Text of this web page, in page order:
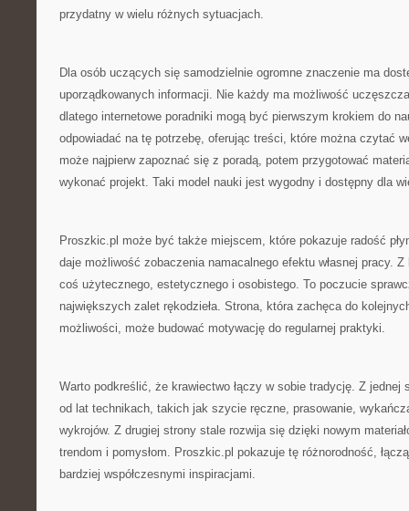
przydatny w wielu różnych sytuacjach.
Dla osób uczących się samodzielnie ogromne znaczenie ma
uporządkowanych informacji. Nie każdy ma możliwość
dlatego internetowe poradniki mogą być pierwszym krokiem do
odpowiadać na tę potrzebę, oferując treści, które można czytać
może najpierw zapoznać się z poradą, potem przygotować
wykonać projekt. Taki model nauki jest wygodny i dostępny dla
Proszkic.pl może być także miejscem, które pokazuje radość
daje możliwość zobaczenia namacalnego efektu własnej pracy. Z
coś użytecznego, estetycznego i osobistego. To poczucie
największych zalet rękodzieła. Strona, która zachęca do
możliwości, może budować motywację do regularnej praktyki.
Warto podkreślić, że krawiectwo łączy w sobie tradycję. Z jednej
od lat technikach, takich jak szycie ręczne, prasowanie,
wykrojów. Z drugiej strony stale rozwija się dzięki nowym
trendom i pomysłom. Proszkic.pl pokazuje tę różnorodność,
bardziej współczesnymi inspiracjami.